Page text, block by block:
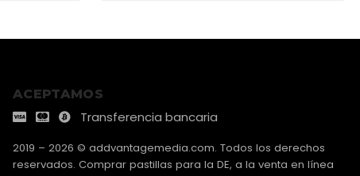
ACEPTAMOS
Transferencia bancaria
2019 – 2026 © addvantagemedia.com. Todos los derechos
reservados. Comprar pastillas para la DE, a la venta en línea